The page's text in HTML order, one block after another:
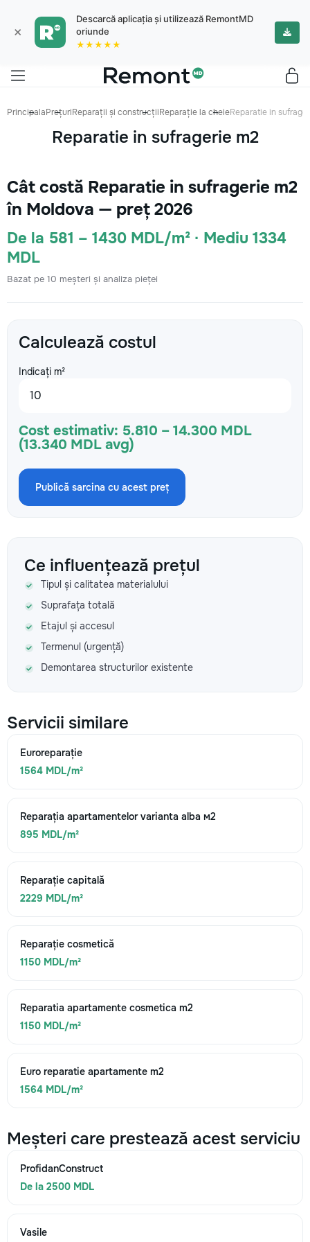
×
Descarcă aplicația și utilizează RemontMD
oriunde
★★★★★
PrincipalaPrețuriReparații și construcțiiReparație la cheieReparatie in
Reparatie in sufragerie m2
Cât costă Reparatie in sufragerie m2
în Moldova — preț 2026
De la 581 – 1430 MDL/m² · Mediu 1334
MDL
Bazat pe 10 meșteri și analiza pieței
Calculează costul
Indicați m²
Cost estimativ: 5.810 – 14.300 MDL
(13.340 MDL avg)
Publică sarcina cu acest preț
Ce influențează prețul
Tipul și calitatea materialului
Suprafața totală
Etajul și accesul
Termenul (urgență)
Demontarea structurilor existente
Servicii similare
Euroreparație
1564 MDL/m²
Reparația apartamentelor varianta alba м2
895 MDL/m²
Reparație capitală
2229 MDL/m²
Reparație cosmetică
1150 MDL/m²
Reparatia apartamente cosmetica m2
1150 MDL/m²
Euro reparatie apartamente m2
1564 MDL/m²
Meșteri care prestează acest serviciu
ProfidanConstruct
De la 2500 MDL
Vasile